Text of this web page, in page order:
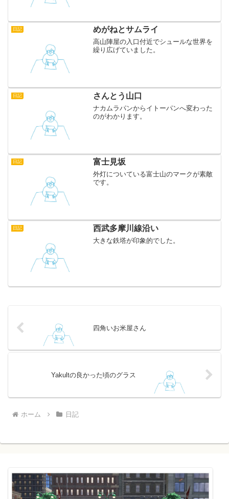
リュームがあるので良かったで...
日記 めがねとサムライ
高山陣屋の入口付近でシュールな世界を
繰り広げていました。
日記 さんとう山口
ナカムラパンからイトーパンへ変わった
のがわかります。
日記 富士見坂
外灯についている富士山のマークが素敵
です。
日記 西武多摩川線沿い
大きな鉄塔が印象的でした。
四角いお米屋さん
Yakultの良かった頃のグラス
ホーム 日記